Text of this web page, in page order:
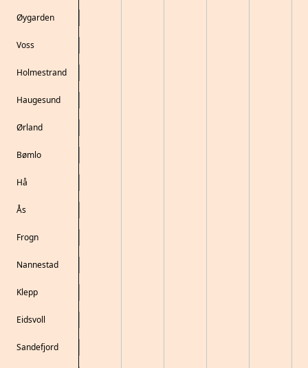
Øygarden
Voss
Holmestrand
Haugesund
Ørland
Bømlo
Hå
Ås
Frogn
Nannestad
Klepp
Eidsvoll
Sandefjord